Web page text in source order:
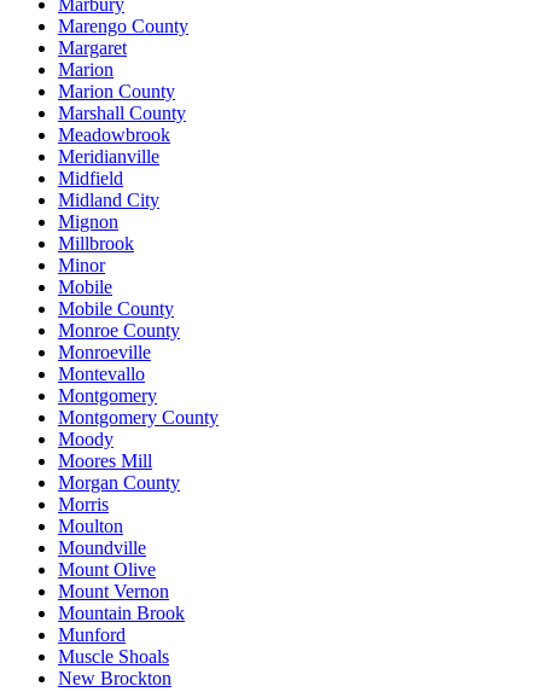
Marengo County
Margaret
Marion
Marion County
Marshall County
Meadowbrook
Meridianville
Midfield
Midland City
Mignon
Millbrook
Minor
Mobile
Mobile County
Monroe County
Monroeville
Montevallo
Montgomery
Montgomery County
Moody
Moores Mill
Morgan County
Morris
Moulton
Moundville
Mount Olive
Mount Vernon
Mountain Brook
Munford
Muscle Shoals
New Brockton